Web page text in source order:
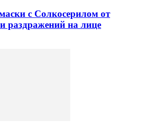
с Солкосерилом от
раздражений на лице